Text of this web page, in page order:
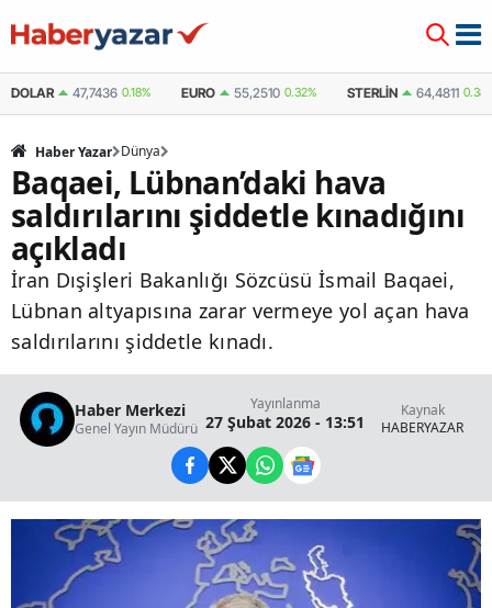
DOLAR 47,7436 0.18% EURO 55,2510 0.32% STERLIN 64,4811
Haber Yazar Dünya
Baqaei, Lübnan’daki hava
saldırılarını şiddetle kınadığını
açıkladı
İran Dışişleri Bakanlığı Sözcüsü İsmail Baqaei,
Lübnan altyapısına zarar vermeye yol açan hava
saldırılarını şiddetle kınadı.
Haber Merkezi
Genel Yayın Müdürü
Yayınlanma
27 Şubat 2026 - 13:51
Kaynak
HABERYAZAR